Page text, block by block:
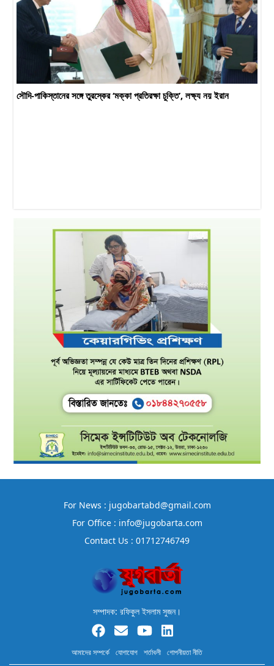
সৌদি-পাকিস্তানের সঙ্গে তুরস্কের ‘মক্কা প্রতিরক্ষা চুক্তি’, লক্ষ্য নয় ইরান
For News : jugobartabd@gmail.com
For Office : info@jugobarta.com
Contact Us : 01712746749
সম্পাদক: রফিকুল ইসলাম সুজন।
আমাদের সম্পর্কে যোগাযোগ শর্তাবলী গোপনীয়তা নীতি